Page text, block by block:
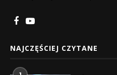
NAJCZĘŚCIEJ CZYTANE